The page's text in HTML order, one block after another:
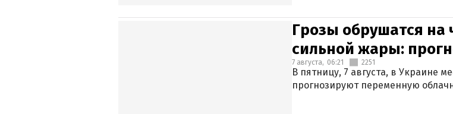
Грозы обрушатся на
сильной жары:
7 августа, 06:21 2251
В пятницу, 7 августа, в Украине
прогнозируют переменную